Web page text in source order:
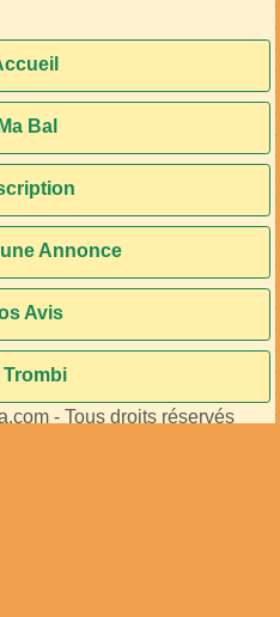
Bal
Annonce
Avis
Trombi
- Tous droits réservés